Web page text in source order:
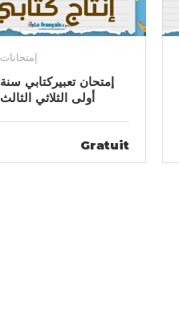
إمتحانات
إمتحان تعبيركتابي سنة
أولى الثلاثي الثالث
Gratuit